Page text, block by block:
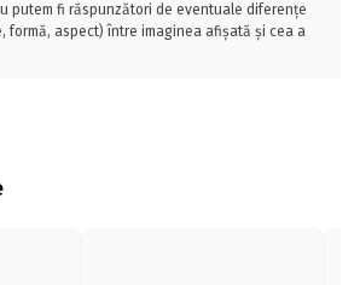
putem fi răspunzători de eventuale diferențe
formă, aspect) între imaginea afișată și cea a